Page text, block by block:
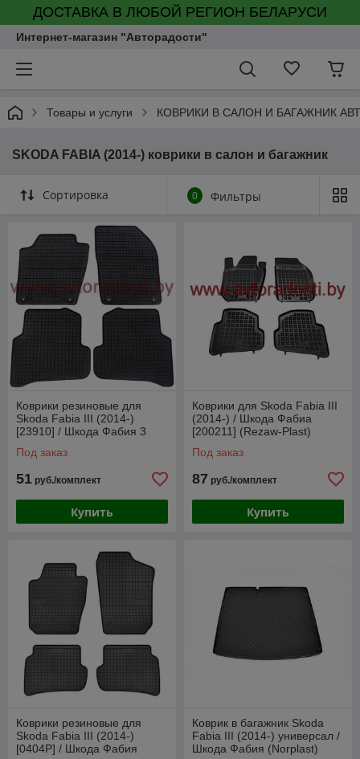
ДОСТАВКА В ЛЮБОЙ РЕГИОН БЕЛАРУСИ
Интернет-магазин "Авторадости"
Товары и услуги КОВРИКИ В САЛОН И БАГАЖНИК
SKODA FABIA (2014-) коврики в салон и багажник
Сортировка 0 Фильтры
Коврики резиновые для
Skoda Fabia III (2014-)
[23910] / Шкода Фабия 3
Под заказ
51 руб./комплект
Купить
Коврики для Skoda Fabia III
(2014-) / Шкода Фабиа
[200211] (Rezaw-Plast)
Под заказ
87 руб./комплект
Купить
Коврики резиновые для
Skoda Fabia III (2014-)
[0404P] / Шкода Фабия
Коврик в багажник Skoda
Fabia III (2014-) универсал /
Шкода Фабия (Norplast)